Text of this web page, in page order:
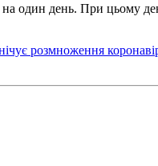
один день. При цьому
розмноження